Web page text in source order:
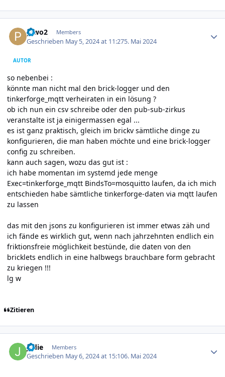
piwo2 Members
Geschrieben May 5, 2024 at 11:275. Mai 2024
AUTOR
so nebenbei :
könnte man nicht mal den brick-logger und den
tinkerforge_mqtt verheiraten in ein lösung ?
ob ich nun ein csv schreibe oder den pub-sub-zirkus
veranstalte ist ja einigermassen egal ...
es ist ganz praktisch, gleich im brickv sämtliche dinge zu
konfigurieren, die man haben möchte und eine brick-logger
config zu schreiben.
kann auch sagen, wozu das gut ist :
ich habe momentan im systemd jede menge
Exec=tinkerforge_mqtt BindsTo=mosquitto laufen, da ich mich
entschieden habe sämtliche tinkerforge-daten via mqtt laufen
zu lassen
das mit den jsons zu konfigurieren ist immer etwas zäh und
ich fände es wirklich gut, wenn nach jahrzehnten endlich ein
friktionsfreie möglichkeit bestünde, die daten von den
bricklets endlich in eine halbwegs brauchbare form gebracht
zu kriegen !!!
lg w
Zitieren
jedie Members
Geschrieben May 6, 2024 at 15:106. Mai 2024